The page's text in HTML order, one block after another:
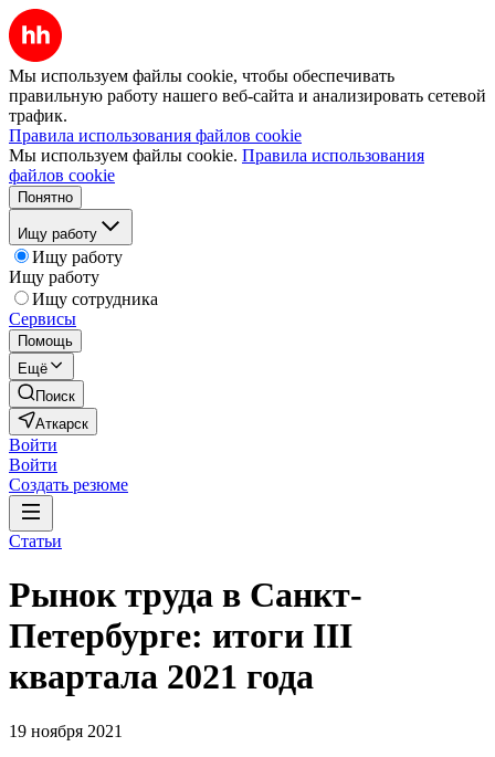
Мы используем файлы cookie, чтобы обеспечивать
правильную работу нашего веб-сайта и анализировать сетевой
трафик.
Правила использования файлов cookie
Мы используем файлы cookie. Правила использования
файлов cookie
Понятно
Ищу работу
Ищу работу
Ищу работу
Ищу сотрудника
Сервисы
Помощь
Ещё
Поиск
Аткарск
Войти
Войти
Создать резюме
Статьи
Рынок труда в Санкт-
Петербурге: итоги III
квартала 2021 года
19 ноября 2021